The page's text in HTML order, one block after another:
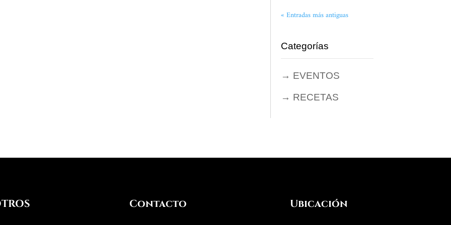
« Entradas más antiguas
Categorías
→ EVENTOS
→ RECETAS
Contacto Ubicación